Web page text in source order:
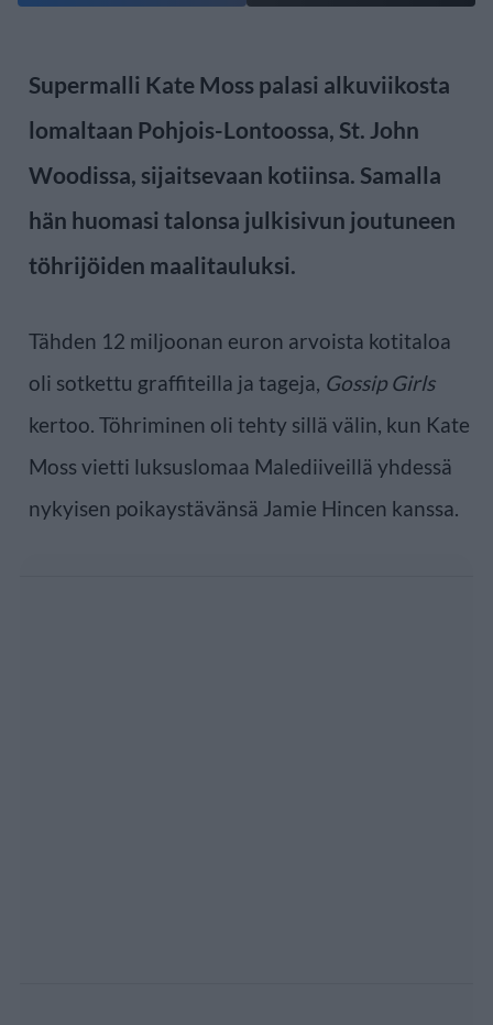
Supermalli Kate Moss palasi alkuviikosta
lomaltaan Pohjois-Lontoossa, St. John
Woodissa, sijaitsevaan kotiinsa. Samalla
hän huomasi talonsa julkisivun joutuneen
töhrijöiden maalitauluksi.
Tähden 12 miljoonan euron arvoista kotitaloa
oli sotkettu graffiteilla ja tageja, Gossip Girls
kertoo. Töhriminen oli tehty sillä välin, kun Kate
Moss vietti luksuslomaa Malediiveillä yhdessä
nykyisen poikaystävänsä Jamie Hincen kanssa.